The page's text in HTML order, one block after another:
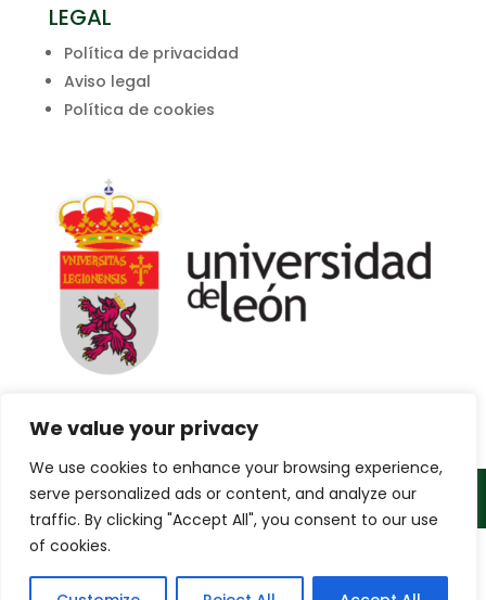
We value your privacy
We use cookies to enhance your browsing experience,
serve personalized ads or content, and analyze our
traffic. By clicking "Accept All", you consent to our use
of cookies.
LEGAL
Política de privacidad
Aviso legal
Política de cookies
2023 Fernándo Castedo dorado